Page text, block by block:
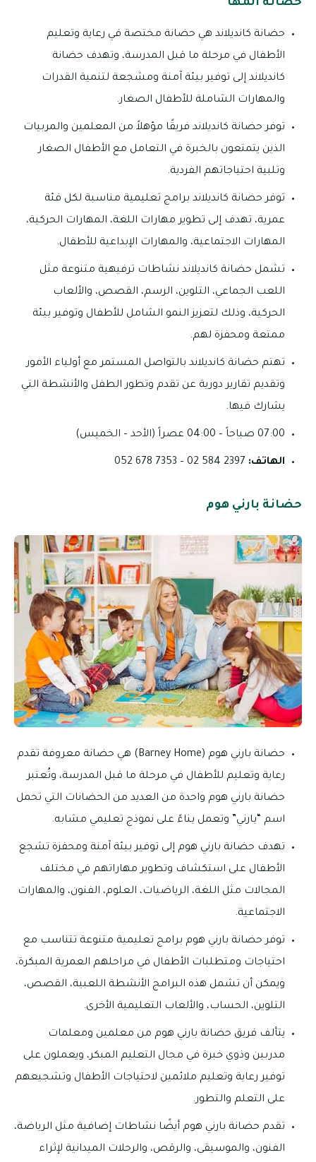
حضانة المها
حضانة كانديلاند هي حضانة مختصة في رعاية وتعليم
الأطفال في مرحلة ما قبل المدرسة، وتهدف حضانة
كانديلاند إلى توفير بيئة آمنة ومشجعة لتنمية القدرات
والمهارات الشاملة للأطفال الصغار.
توفر حضانة كانديلاند فريقًا مؤهلاً من المعلمين والمربيات
الذين يتمتعون بالخبرة في التعامل مع الأطفال الصغار
وتلبية احتياجاتهم الفردية.
توفر حضانة كانديلاند برامج تعليمية مناسبة لكل فئة
عمرية، تهدف إلى تطوير مهارات اللغة، المهارات الحركية،
المهارات الاجتماعية، والمهارات الإبداعية للأطفال.
تشمل حضانة كانديلاند نشاطات ترفيهية متنوعة مثل
اللعب الجماعي، التلوين، الرسم، القصص، والألعاب
الحركية، وذلك لتعزيز النمو الشامل للأطفال وتوفير بيئة
ممتعة ومحفزة لهم.
تهتم حضانة كانديلاند بالتواصل المستمر مع أولياء الأمور
وتقديم تقارير دورية عن تقدم وتطور الطفل والأنشطة التي
يشارك فيها.
07:00 صباحاً – 04:00 عصراً (الأحد – الخميس)
الهاتف:
حضانة بارني هوم
حضانة بارني هوم (Barney Home) هي حضانة معروفة تقدم
رعاية وتعليم للأطفال في مرحلة ما قبل المدرسة، وتُعتبر
حضانة بارني هوم واحدة من العديد من الحضانات التي تحمل
اسم “بارني” وتعمل بناءً على نموذج تعليمي مشابه.
تهدف حضانة بارني هوم إلى توفير بيئة آمنة ومحفزة تشجع
الأطفال على استكشاف وتطوير مهاراتهم في مختلف
المجالات مثل اللغة، الرياضيات، العلوم، الفنون، والمهارات
الاجتماعية.
توفر حضانة بارني هوم برامج تعليمية متنوعة تتناسب مع
احتياجات ومتطلبات الأطفال في مراحلهم العمرية المبكرة،
ويمكن أن تشمل هذه البرامج الأنشطة اللعبية، القصص،
التلوين، الحساب، والألعاب التعليمية الأخرى.
يتألف فريق حضانة بارني هوم من معلمين ومعلمات
مدربين وذوي خبرة في مجال التعليم المبكر، ويعملون على
توفير رعاية وتعليم ملائمين لاحتياجات الأطفال وتشجيعهم
على التعلم والتطور.
تقدم حضانة بارني هوم أيضًا نشاطات إضافية مثل الرياضة،
الفنون، والموسيقى، والرقص، والرحلات الميدانية لإثراء